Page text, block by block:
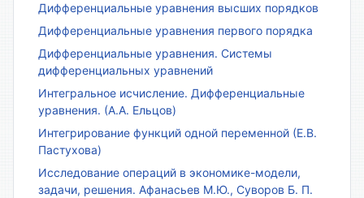
Дифференциальные уравнения высших порядков
Дифференциальные уравнения первого порядка
Дифференциальные уравнения. Системы
дифференциальных уравнений
Интегральное исчисление. Дифференциальные
уравнения. (А.А. Ельцов)
Интегрирование функций одной переменной (Е.В.
Пастухова)
Исследование операций в экономике-модели,
задачи, решения. Афанасьев М.Ю., Суворов Б. П.